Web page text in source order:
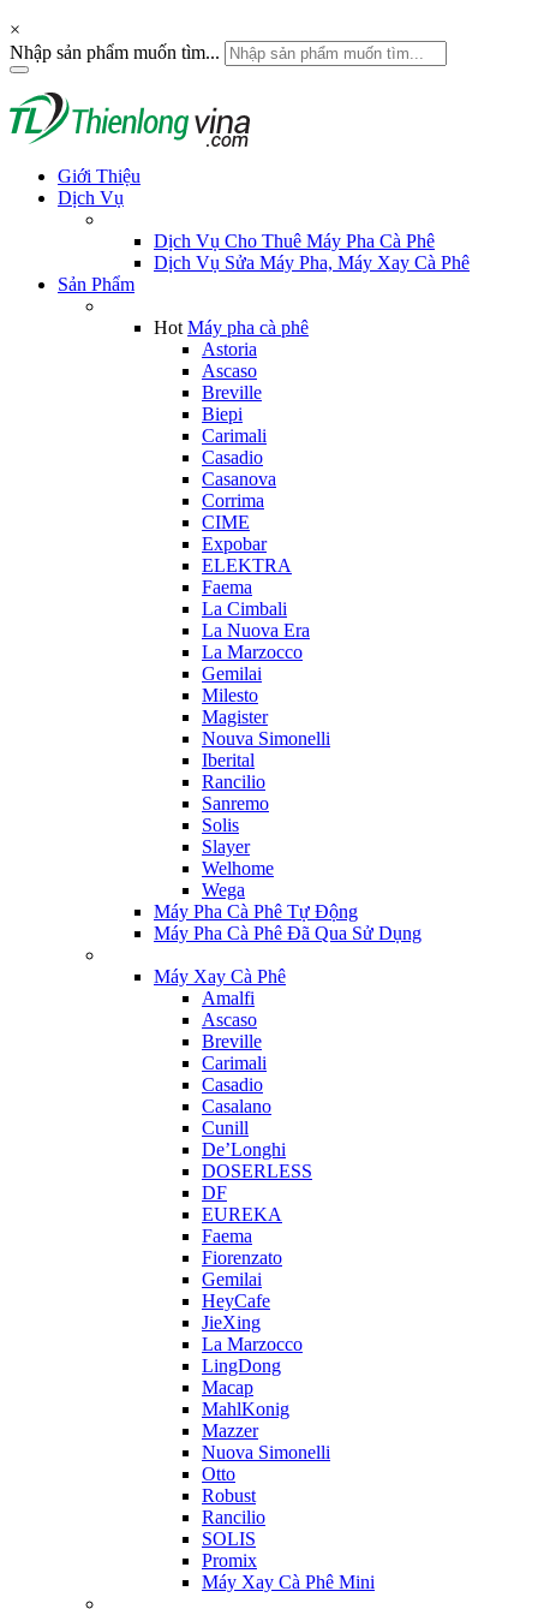
×
Nhập sản phẩm muốn tìm...
Giới Thiệu
Dịch Vụ
Dịch Vụ Cho Thuê Máy Pha Cà Phê
Dịch Vụ Sửa Máy Pha, Máy Xay Cà Phê
Sản Phẩm
Hot Máy pha cà phê
Astoria
Ascaso
Breville
Biepi
Carimali
Casadio
Casanova
Corrima
CIME
Expobar
ELEKTRA
Faema
La Cimbali
La Nuova Era
La Marzocco
Gemilai
Milesto
Magister
Nouva Simonelli
Iberital
Rancilio
Sanremo
Solis
Slayer
Welhome
Wega
Máy Pha Cà Phê Tự Động
Máy Pha Cà Phê Đã Qua Sử Dụng
Máy Xay Cà Phê
Amalfi
Ascaso
Breville
Carimali
Casadio
Casalano
Cunill
De’Longhi
DOSERLESS
DF
EUREKA
Faema
Fiorenzato
Gemilai
HeyCafe
JieXing
La Marzocco
LingDong
Macap
MahlKonig
Mazzer
Nuova Simonelli
Otto
Robust
Rancilio
SOLIS
Promix
Máy Xay Cà Phê Mini